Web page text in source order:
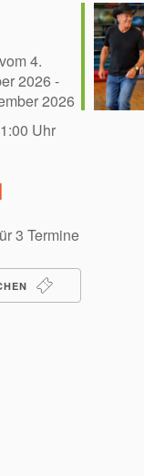
4.
2026 -
2026
Uhr
3 Termine